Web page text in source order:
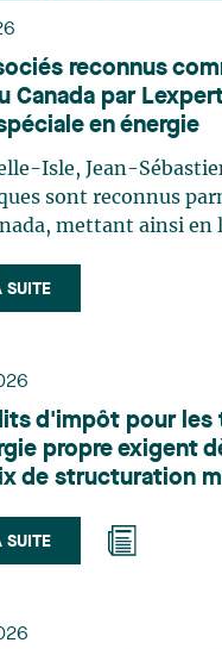
reconnus
Canada par
en énergie
Isle, Jean-
sont reconnus
mettant ainsi en
du droit des
associée au sein
sur le droit de
Elle conseille et
et privée dans
les
l’application et la
d’urbanisme, ainsi
dans la validation
SUITE
d'impôt pour les
propre exigent
de structuration
SUITE